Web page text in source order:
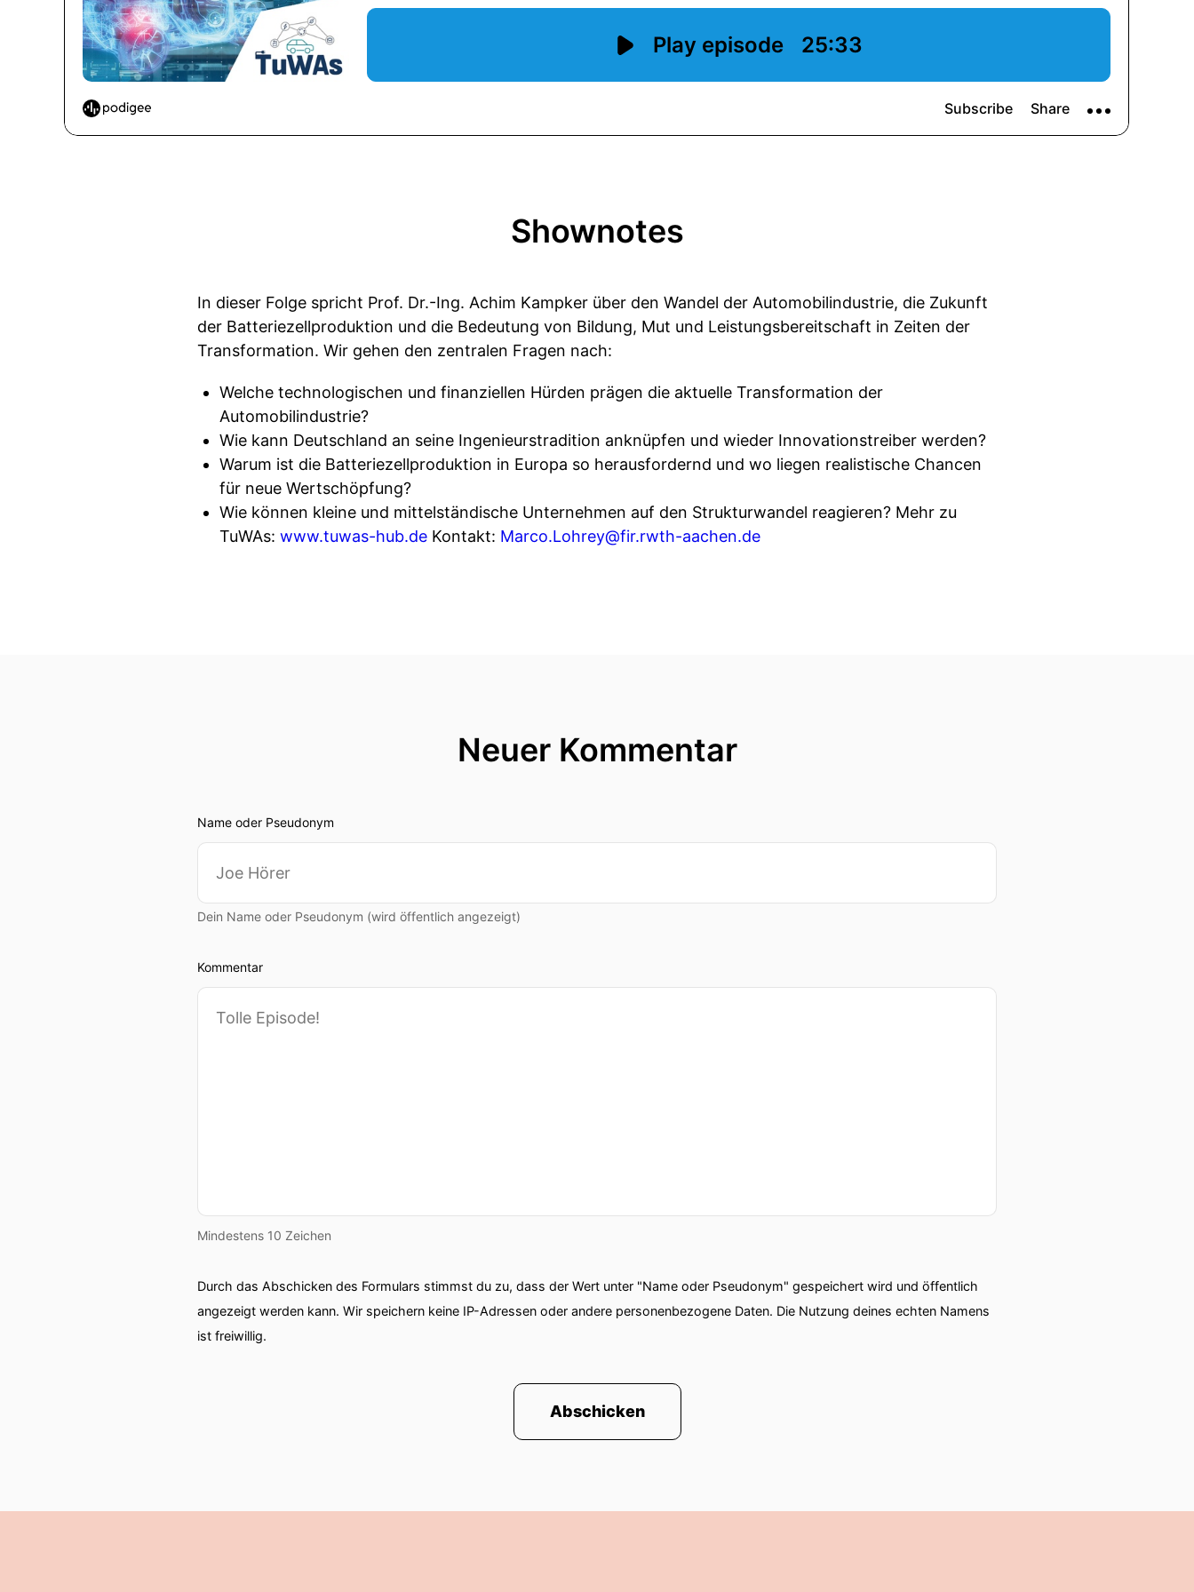
Shownotes
In dieser Folge spricht Prof. Dr.-Ing. Achim Kampker über den Wandel der Automobilindustrie, die Zukunft
der Batteriezellproduktion und die Bedeutung von Bildung, Mut und Leistungsbereitschaft in Zeiten der
Transformation. Wir gehen den zentralen Fragen nach:
Welche technologischen und finanziellen Hürden prägen die aktuelle Transformation der
Automobilindustrie?
Wie kann Deutschland an seine Ingenieurstradition anknüpfen und wieder Innovationstreiber werden?
Warum ist die Batteriezellproduktion in Europa so herausfordernd und wo liegen realistische Chancen
für neue Wertschöpfung?
Wie können kleine und mittelständische Unternehmen auf den Strukturwandel reagieren? Mehr zu
TuWAs: www.tuwas-hub.de Kontakt: Marco.Lohrey@fir.rwth-aachen.de
Neuer Kommentar
Name oder Pseudonym
Dein Name oder Pseudonym (wird öffentlich angezeigt)
Kommentar
Mindestens 10 Zeichen
Durch das Abschicken des Formulars stimmst du zu, dass der Wert unter "Name oder Pseudonym" gespeichert wird und öffentlich
angezeigt werden kann. Wir speichern keine IP-Adressen oder andere personenbezogene Daten. Die Nutzung deines echten Namens
ist freiwillig.
Abschicken